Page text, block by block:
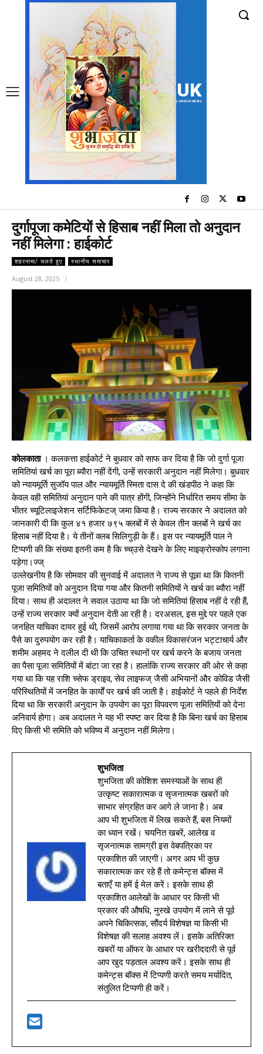
UK
LONDON NEWS
दुर्गापूजा कमेटियों से हिसाब नहीं मिला तो अनुदान
नहीं मिलेगा : हाईकोर्ट
शहरनामा/ चलते हुए स्थानीय समाचार
August 28, 2025
कोलकाता। कलकत्ता हाईकोर्ट ने बुधवार को साफ कर दिया है कि जो दुर्गा पूजा
समितियां खर्च का पूरा ब्यौरा नहीं देंगी, उन्हें सरकारी अनुदान नहीं मिलेगा। बुधवार
को न्यायमूर्ति सुजॉय पाल और न्यायमूर्ति स्मिता दास दे की खंडपीठ ने कहा कि
केवल वही समितियां अनुदान पाने की पात्र होंगी, जिन्होंने निर्धारित समय सीमा के
भीतर च्यूटिलाइजेशन सर्टिफिकेटज् जमा किया है। राज्य सरकार ने अदालत को
जानकारी दी कि कुल ४१ हजार ७९५ क्लबों में से केवल तीन क्लबों ने खर्च का
हिसाब नहीं दिया है। ये तीनों क्लब सिलिगुड़ी के हैं। इस पर न्यायमूर्ति पाल ने
टिप्पणी की कि संख्या इतनी कम है कि च्च्उसे देखने के लिए माइक्रोस्कोप लगाना
पड़ेगा।ज्ज्
उल्लेखनीय है कि सोमवार की सुनवाई में अदालत ने राज्य से पूछा था कि कितनी
पूजा समितियों को अनुदान दिया गया और कितनी समितियों ने खर्च का ब्यौरा नहीं
दिया। साथ ही अदालत ने सवाल उठाया था कि जो समितियां हिसाब नहीं दे रही हैं,
उन्हें राज्य सरकार क्यों अनुदान देती आ रही है। दरअसल, इस मुद्दे पर पहले एक
जनहित याचिका दायर हुई थी, जिसमें आरोप लगाया गया था कि सरकार जनता के
पैसे का दुरुपयोग कर रही है। याचिकाकर्ता के वकील विकासरंजन भट्टाचार्य और
शमीम अहमद ने दलील दी थी कि उचित स्थानों पर खर्च करने के बजाय जनता
का पैसा पूजा समितियों में बांटा जा रहा है। हालांकि राज्य सरकार की ओर से कहा
गया था कि यह राशि च्सेफ ड्राइव, सेव लाइफज् जैसी अभियानों और कोविड जैसी
परिस्थितियों में जनहित के कार्यों पर खर्च की जाती है। हाईकोर्ट ने पहले ही निर्देश
दिया था कि सरकारी अनुदान के उपयोग का पूरा विपवरण पूजा समितियों को देना
अनिवार्य होगा। अब अदालत ने यह भी स्पष्ट कर दिया है कि बिना खर्च का हिसाब
दिए किसी भी समिति को भविष्य में अनुदान नहीं मिलेगा।
शुभजिता
शुभजिता की कोशिश समस्याओं के साथ ही
उत्कृष्ट सकारात्मक व सृजनात्मक खबरों को
साभार संग्रहित कर आगे ले जाना है। अब
आप भी शुभजिता में लिख सकते हैं, बस नियमों
का ध्यान रखें। चयनित खबरें, आलेख व
सृजनात्मक सामग्री इस वेबपत्रिका पर
प्रकाशित की जाएगी। अगर आप भी कुछ
सकारात्मक कर रहे हैं तो कमेन्ट्स बॉक्स में
बताएँ या हमें ई मेल करें। इसके साथ ही
प्रकाशित आलेखों के आधार पर किसी भी
प्रकार की औषधि, नुस्खे उपयोग में लाने से पूर्व
अपने चिकित्सक, सौंदर्य विशेषज्ञ या किसी भी
विशेषज्ञ की सलाह अवश्य लें। इसके अतिरिक्त
खबरों या ऑफर के आधार पर खरीददारी से पूर्व
आप खुद पड़ताल अवश्य करें। इसके साथ ही
कमेन्ट्स बॉक्स में टिप्पणी करते समय मर्यादित,
संतुलित टिप्पणी ही करें।